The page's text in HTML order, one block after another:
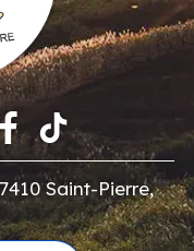
Saint-Pierre,